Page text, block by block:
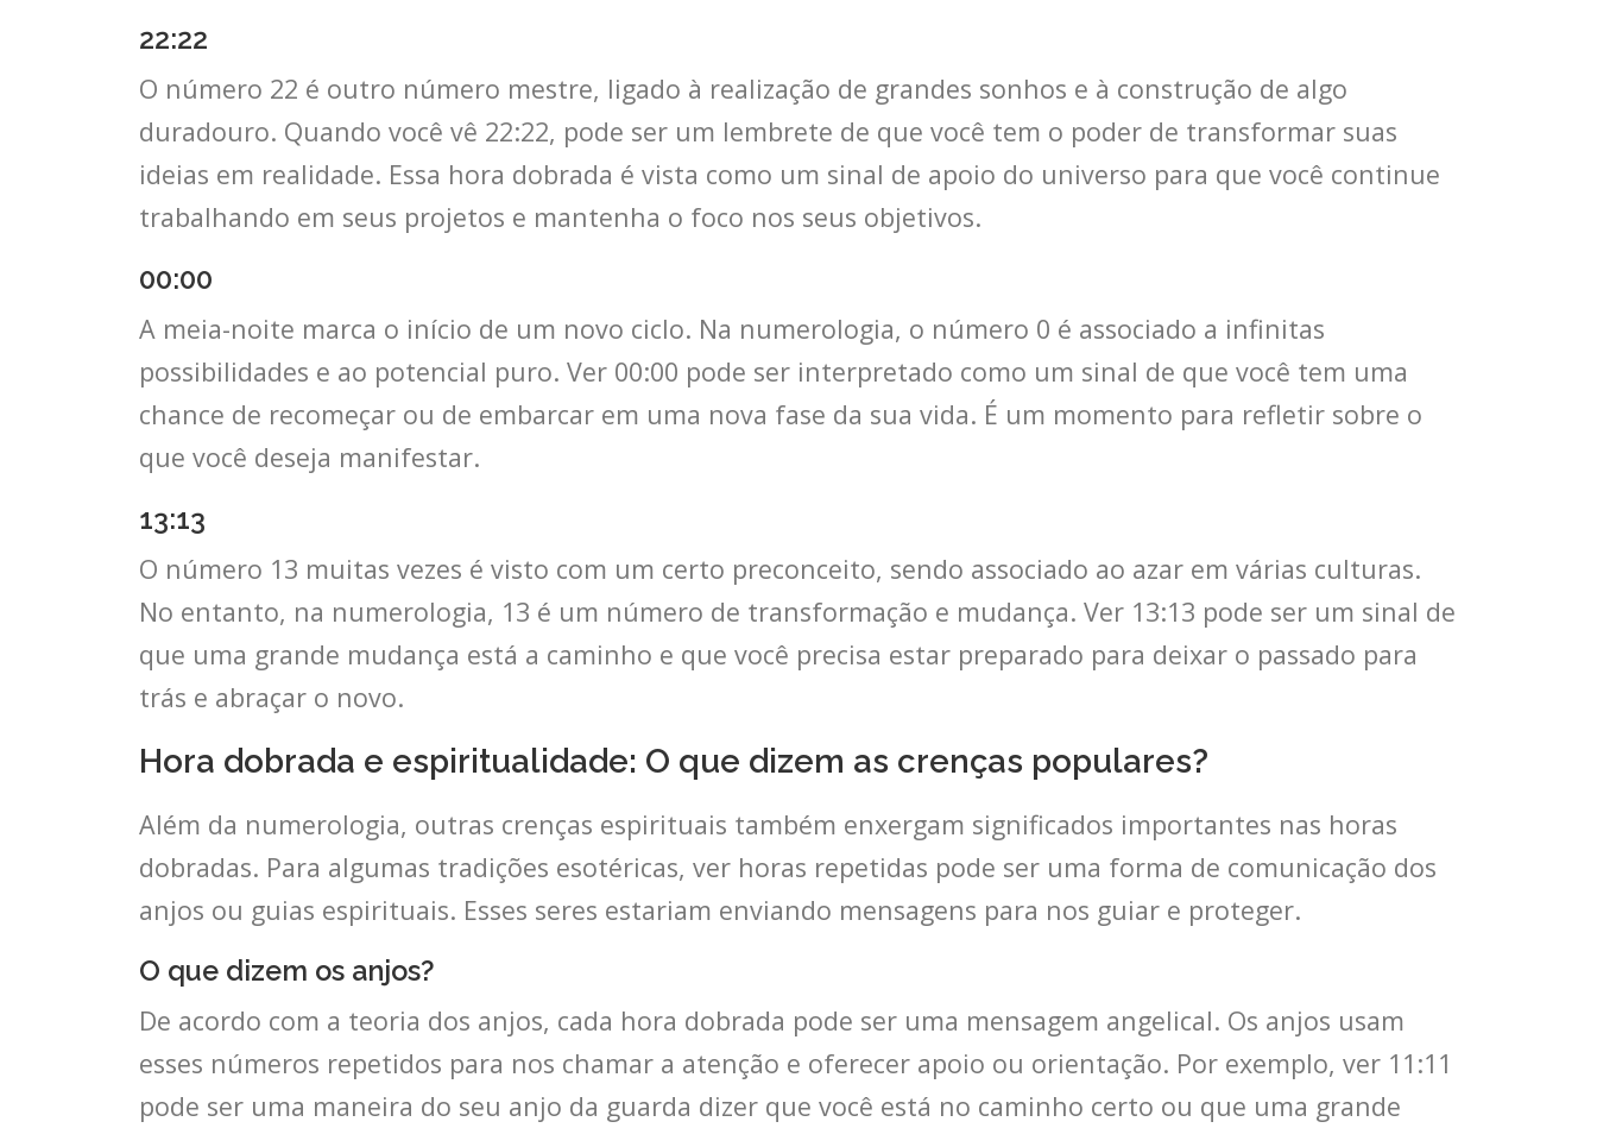
22:22
O número 22 é outro número mestre, ligado à realização de grandes sonhos e à construção de algo
duradouro. Quando você vê 22:22, pode ser um lembrete de que você tem o poder de transformar suas
ideias em realidade. Essa hora dobrada é vista como um sinal de apoio do universo para que você continue
trabalhando em seus projetos e mantenha o foco nos seus objetivos.
00:00
A meia-noite marca o início de um novo ciclo. Na numerologia, o número 0 é associado a infinitas
possibilidades e ao potencial puro. Ver 00:00 pode ser interpretado como um sinal de que você tem uma
chance de recomeçar ou de embarcar em uma nova fase da sua vida. É um momento para refletir sobre o
que você deseja manifestar.
13:13
O número 13 muitas vezes é visto com um certo preconceito, sendo associado ao azar em várias culturas.
No entanto, na numerologia, 13 é um número de transformação e mudança. Ver 13:13 pode ser um sinal de
que uma grande mudança está a caminho e que você precisa estar preparado para deixar o passado para
trás e abraçar o novo.
Hora dobrada e espiritualidade: O que dizem as crenças populares?
Além da numerologia, outras crenças espirituais também enxergam significados importantes nas horas
dobradas. Para algumas tradições esotéricas, ver horas repetidas pode ser uma forma de comunicação dos
anjos ou guias espirituais. Esses seres estariam enviando mensagens para nos guiar e proteger.
O que dizem os anjos?
De acordo com a teoria dos anjos, cada hora dobrada pode ser uma mensagem angelical. Os anjos usam
esses números repetidos para nos chamar a atenção e oferecer apoio ou orientação. Por exemplo, ver 11:11
pode ser uma maneira do seu anjo da guarda dizer que você está no caminho certo ou que uma grande